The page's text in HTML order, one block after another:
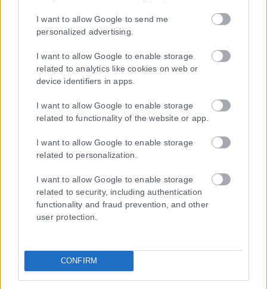
I want to allow Google to send me
personalized advertising.
I want to allow Google to enable storage
related to analytics like cookies on web or
device identifiers in apps.
I want to allow Google to enable storage
related to functionality of the website or app.
I want to allow Google to enable storage
related to personalization.
I want to allow Google to enable storage
related to security, including authentication
functionality and fraud prevention, and other
user protection.
CONFIRM
Η εταιρεία με την επωνυμία “POLITICAL MEDIA GROUP A.E.” και κατ’
επέκταση η ιστοσελίδα που κατέχει αυτή “www.karfitsa.gr”
1ης Μαρτίου 2018 σχετικά με τα μέτρα για την αποτελεσματική
αντιμετώπιση του παράνομου περιεχομένου στο διαδίκτυο (L 63).
Μοναδικός αριθμός Μ.Η.Τ. 262048